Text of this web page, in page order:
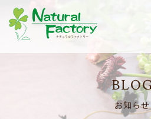
ナチュラル
お知らせ